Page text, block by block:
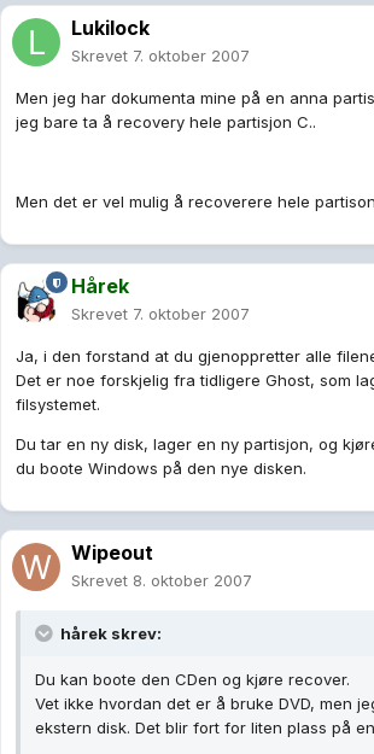
Lukilock
Skrevet 7. oktober 2007
Men jeg har dokumenta mine på en anna
jeg bare ta å recovery hele partisjon C..
Men det er vel mulig å recoverere hele
Hårek
Skrevet 7. oktober 2007
Ja, i den forstand at du gjenoppretter alle
Det er noe forskjelig fra tidligere Ghost, som
filsystemet.
Du tar en ny disk, lager en ny partisjon, og
du boote Windows på den nye disken.
Wipeout
Skrevet 8. oktober 2007
hårek skrev:
Du kan boote den CDen og kjøre recover.
Vet ikke hvordan det er å bruke DVD, men
ekstern disk. Det blir fort for liten plass på en